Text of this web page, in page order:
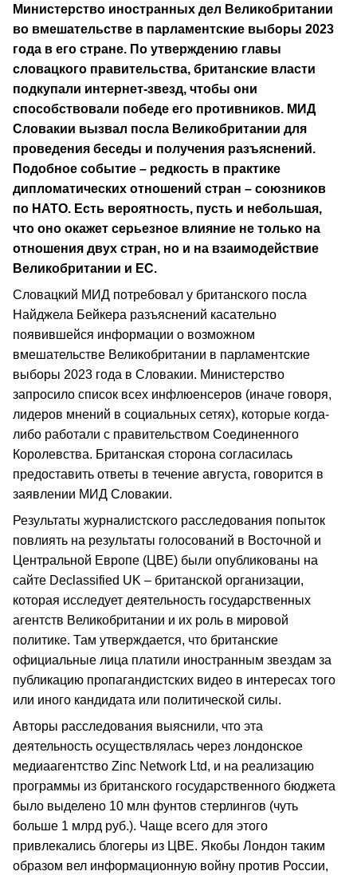
Министерство иностранных дел Великобритании
во вмешательстве в парламентские выборы 2023
года в его стране. По утверждению главы
словацкого правительства, британские власти
подкупали интернет-звезд, чтобы они
способствовали победе его противников. МИД
Словакии вызвал посла Великобритании для
проведения беседы и получения разъяснений.
Подобное событие – редкость в практике
дипломатических отношений стран – союзников
по НАТО. Есть вероятность, пусть и небольшая,
что оно окажет серьезное влияние не только на
отношения двух стран, но и на взаимодействие
Великобритании и ЕС.
Словацкий МИД потребовал у британского посла
Найджела Бейкера разъяснений касательно
появившейся информации о возможном
вмешательстве Великобритании в парламентские
выборы 2023 года в Словакии. Министерство
запросило список всех инфлюенсеров (иначе говоря,
лидеров мнений в социальных сетях), которые когда-
либо работали с правительством Соединенного
Королевства. Британская сторона согласилась
предоставить ответы в течение августа, говорится в
заявлении МИД Словакии.
Результаты журналистского расследования попыток
повлиять на результаты голосований в Восточной и
Центральной Европе (ЦВЕ) были опубликованы на
сайте Declassified UK – британской организации,
которая исследует деятельность государственных
агентств Великобритании и их роль в мировой
политике. Там утверждается, что британские
официальные лица платили иностранным звездам за
публикацию пропагандистских видео в интересах того
или иного кандидата или политической силы.
Авторы расследования выяснили, что эта
деятельность осуществлялась через лондонское
медиаагентство Zinc Network Ltd, и на реализацию
программы из британского государственного бюджета
было выделено 10 млн фунтов стерлингов (чуть
больше 1 млрд руб.). Чаще всего для этого
привлекались блогеры из ЦВЕ. Якобы Лондон таким
образом вел информационную войну против России,